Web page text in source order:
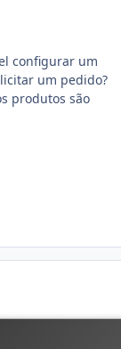
configurar um
um pedido?
produtos são